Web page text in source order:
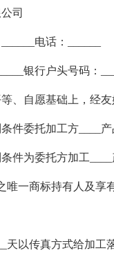
司
电话：______
银行户头号码：
、自愿基础上，经
件委托加工方____
件为委托方加工
唯一商标持有人及享
天以传真方式给加工